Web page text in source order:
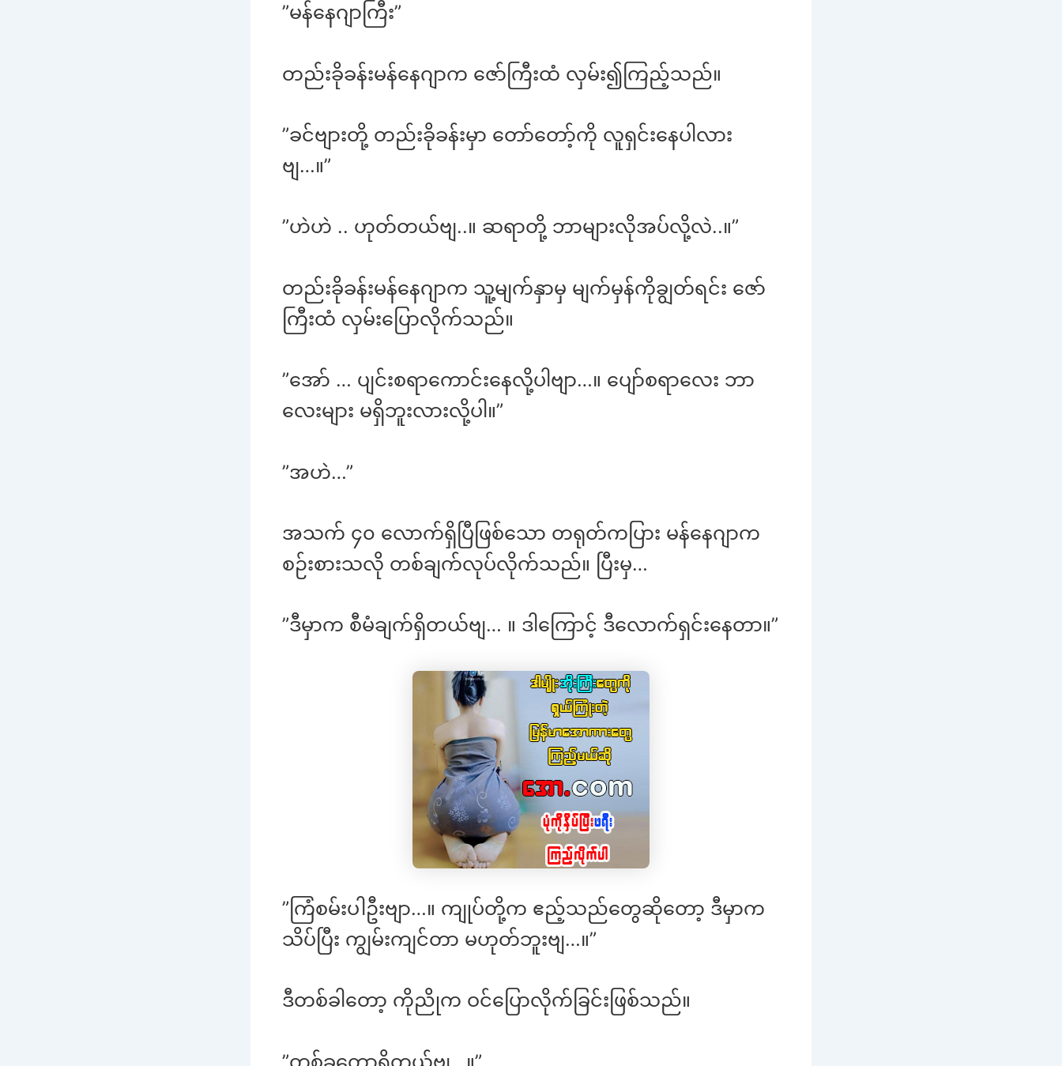
”မန်နေဂျာကြီး”
တည်းခိုခန်းမန်နေဂျာက ဇော်ကြီးထံ လှမ်း၍ကြည့်သည်။
”ခင်ဗျားတို့ တည်းခိုခန်းမှာ တော်တော့်ကို လူရှင်းနေပါလား
ဗျ…။”
”ဟဲဟဲ .. ဟုတ်တယ်ဗျ..။ ဆရာတို့ ဘာများလိုအပ်လို့လဲ..။”
တည်းခိုခန်းမန်နေဂျာက သူ့မျက်နှာမှ မျက်မှန်ကိုချွတ်ရင်း ဇော်
ကြီးထံ လှမ်းပြောလိုက်သည်။
”အော် … ပျင်းစရာကောင်းနေလို့ပါဗျာ…။ ပျော်စရာလေး ဘာ
လေးများ မရှိဘူးလားလို့ပါ။”
”အဟဲ…”
အသက် ၄၀ လောက်ရှိပြီဖြစ်သော တရုတ်ကပြား မန်နေဂျာက
စဉ်းစားသလို တစ်ချက်လုပ်လိုက်သည်။ ပြီးမှ…
”ဒီမှာက စီမံချက်ရှိတယ်ဗျ… ။ ဒါကြောင့် ဒီလောက်ရှင်းနေတာ။”
”ကြံစမ်းပါဦးဗျာ…။ ကျုပ်တို့က ဧည့်သည်တွေဆိုတော့ ဒီမှာက
သိပ်ပြီး ကျွမ်းကျင်တာ မဟုတ်ဘူးဗျ…။”
ဒီတစ်ခါတော့ ကိုညိုက ဝင်ပြောလိုက်ခြင်းဖြစ်သည်။
”တစ်ခုတော့ရှိတယ်ဗျ…။”